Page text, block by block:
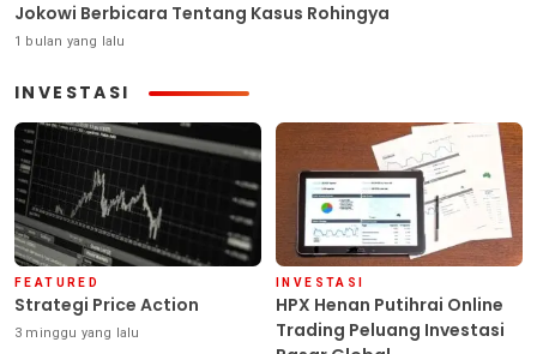
Jokowi Berbicara Tentang Kasus Rohingya
1 bulan yang lalu
INVESTASI
FEATURED
Strategi Price Action
3 minggu yang lalu
INVESTASI
HPX Henan Putihrai Online
Trading Peluang Investasi